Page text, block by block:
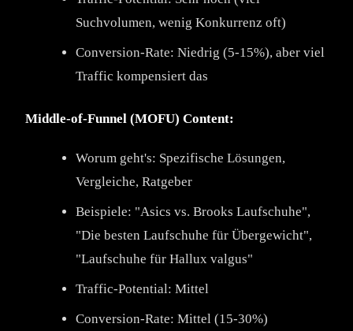
Suchvolumen, wenig Konkurrenz oft)
Conversion-Rate: Niedrig (5-15%), aber viel
Traffic kompensiert das
Middle-of-Funnel (MOFU) Content:
Worum geht's: Spezifische Lösungen,
Vergleiche, Ratgeber
Beispiele: "Asics vs. Brooks Laufschuhe",
"Die besten Laufschuhe für Übergewicht",
"Laufschuhe für Hallux valgus"
Traffic-Potential: Mittel
Conversion-Rate: Mittel (15-30%)